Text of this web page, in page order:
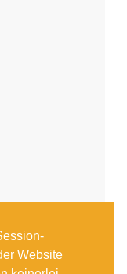
Website